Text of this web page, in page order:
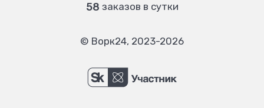
58 заказов в сутки
© Ворк24, 2023-2026